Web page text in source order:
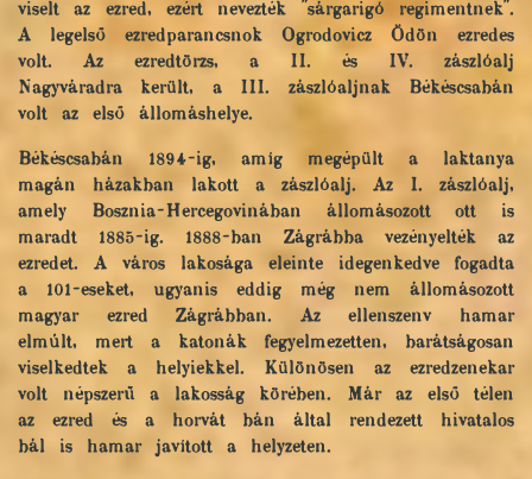
viselt az ezred, ezért nevezték "sárgarigó regimentnek".
A legelső ezredparancsnok Ogrodovicz Ödön ezredes
volt. Az ezredtörzs, a II. és IV. zászlóalj
Nagyváradra került, a III. zászlóaljnak Békéscsabán
volt az első állomáshelye.
Békéscsabán 1894-ig, amíg megépült a laktanya
magán házakban lakott a zászlóalj. Az I. zászlóalj,
amely Bosznia-Hercegovinában állomásozott ott is
maradt 1885-ig. 1888-ban Zágrábba vezényelték az
ezredet. A város lakosága eleinte idegenkedve fogadta
a 101-eseket, ugyanis eddig még nem állomásozott
magyar ezred Zágrábban. Az ellenszenv hamar
elmúlt, mert a katonák fegyelmezetten, barátságosan
viselkedtek a helyiekkel. Különösen az ezredzenekar
volt népszerű a lakosság körében. Már az első télen
az ezred és a horvát bán által rendezett hivatalos
bál is hamar javított a helyzeten.